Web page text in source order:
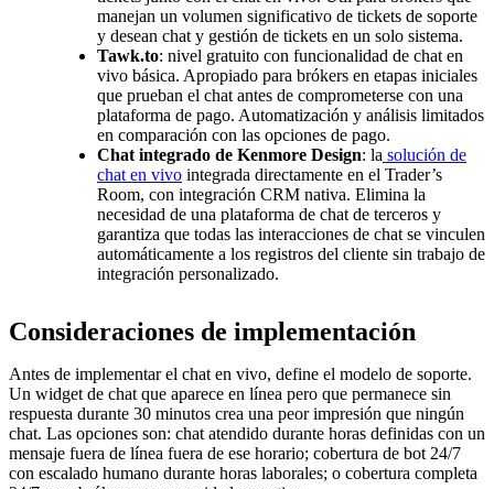
manejan un volumen significativo de tickets de soporte
y desean chat y gestión de tickets en un solo sistema.
Tawk.to: nivel gratuito con funcionalidad de chat en
vivo básica. Apropiado para brókers en etapas iniciales
que prueban el chat antes de comprometerse con una
plataforma de pago. Automatización y análisis limitados
en comparación con las opciones de pago.
Chat integrado de Kenmore Design: la solución de
chat en vivo integrada directamente en el Trader’s
Room, con integración CRM nativa. Elimina la
necesidad de una plataforma de chat de terceros y
garantiza que todas las interacciones de chat se vinculen
automáticamente a los registros del cliente sin trabajo de
integración personalizado.
Consideraciones de implementación
Antes de implementar el chat en vivo, define el modelo de soporte.
Un widget de chat que aparece en línea pero que permanece sin
respuesta durante 30 minutos crea una peor impresión que ningún
chat. Las opciones son: chat atendido durante horas definidas con un
mensaje fuera de línea fuera de ese horario; cobertura de bot 24/7
con escalado humano durante horas laborales; o cobertura completa